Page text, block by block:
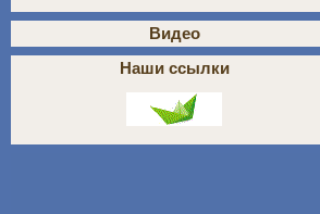
Видео
Наши ссылки